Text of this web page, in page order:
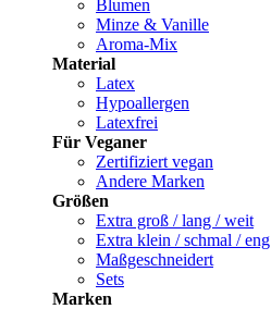
Blumen
Minze & Vanille
Aroma-Mix
Material
Latex
Hypoallergen
Latexfrei
Für Veganer
Zertifiziert vegan
Andere Marken
Größen
Extra groß / lang / weit
Extra klein / schmal / eng
Maßgeschneidert
Sets
Marken